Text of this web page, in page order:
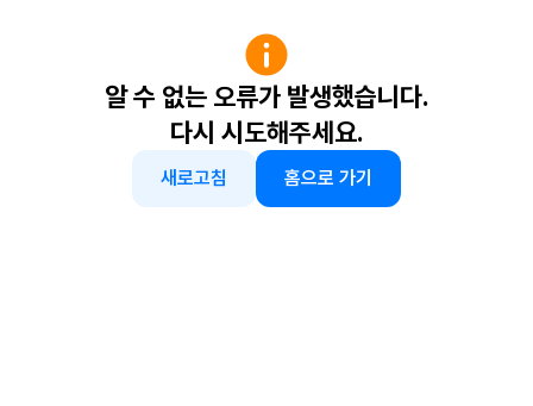
알 수 없는 오류가 발생했습니다.
다시 시도해주세요.
새로고침 홈으로 가기